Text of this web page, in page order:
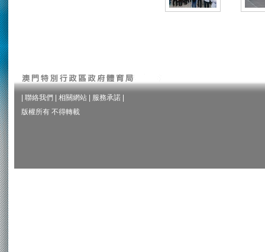
聯絡我們 相關網站 服務承諾
版權所有 不得轉載